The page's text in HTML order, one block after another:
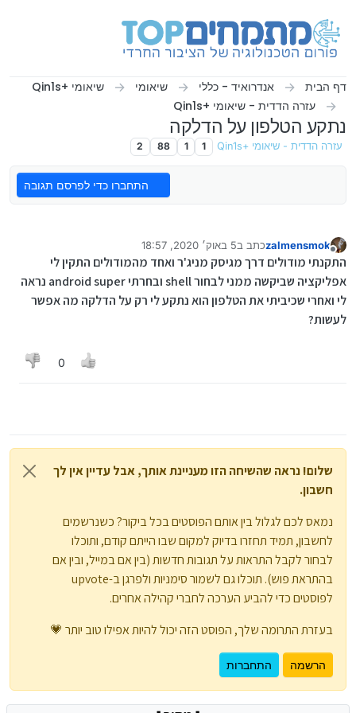
דף הבית אנדרואיד - כללי שיאומי
שיאומי +Qin1s
עזרה הדדית - שיאומי +Qin1s
נתקע הטלפון על הדלקה
עזרה הדדית - שיאומי +Qin1s 1
1
88
2
התחברו כדי לפרסם תגובה
מנותק
zalmensmokכתב ב5 באוק׳ 2020, 18:57
נערך לאחרונה על ידי
התקנתי מודולים דרך מגיסק מניג'ר ואחד מהמודולים התקין לי
אפליקציה שביקשה ממני לבחור shell ובחרתי android super נראה
לי ואחרי שכיביתי את הטלפון הוא נתקע לי רק על הדלקה מה אפשר
לעשות?
0
שלום! נראה שהשיחה הזו מעניינת אותך, אבל עדיין אין לך
חשבון.
נמאס לכם לגלול בין אותם הפוסטים בכל ביקור? כשנרשמים
לחשבון, תמיד תחזרו בדיוק למקום שבו הייתם קודם, ותוכלו
לבחור לקבל התראות על תגובות חדשות (בין אם במייל, ובין אם
בהתראת פוש). תוכלו גם לשמור סימניות ולפרגן ב-upvote
לפוסטים כדי להביע הערכה לחברי קהילה אחרים.
בעזרת התרומה שלך, הפוסט הזה יכול להיות אפילו טוב יותר 💗
הרשמה התחברות